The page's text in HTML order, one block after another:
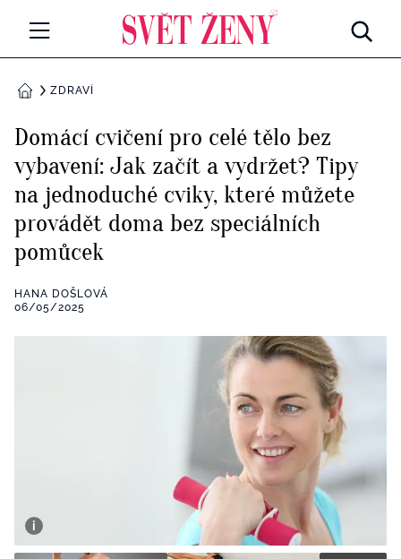
Všechny kategorie
Rozhovory
RETROHUBKY
PSYCHOLOGIE
Všechny kategorie
ZDRAVÍ
Všechny kategorie
ZÁBAVA
SVĚT ŽENY - 599 KČ
ROČNÍ PŘEDPLATNÉ SVĚT ŽENY +
SADA PRODUKTŮ MANA (10 ks)
DOMŮZDRAVÍ
Domácí cvičení pro celé tělo bez
vybavení: Jak začít a vydržet? Tipy
na jednoduché cviky, které můžete
provádět doma bez speciálních
pomůcek
HANA DOŠLOVÁ
06/05/2025